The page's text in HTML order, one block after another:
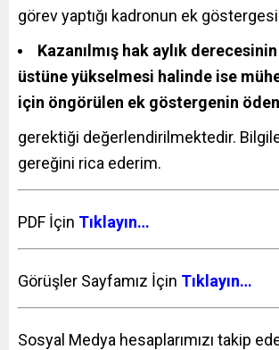
görev yaptığı kadronun ek
Kazanılmış hak aylık
üstüne yükselmesi halinde ise
için öngörülen ek göstergenin
gerektiği değerlendirilmektedir.
gereğini rica ederim.
PDF İçin Tıklayın…
Görüşler Sayfamız İçin Tıklayın…
Sosyal Medya hesaplarımızı takip